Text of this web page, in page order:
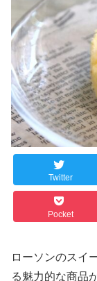
Twitter
Pocket
ローソンのスイ
る魅力的な商品